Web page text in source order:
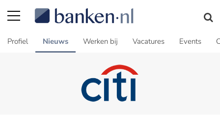
Profiel Nieuws Werken bij Vacatures Events